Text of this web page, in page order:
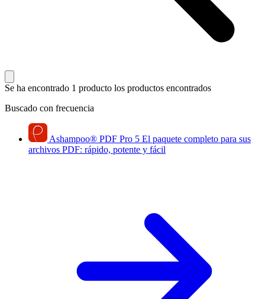
Se ha encontrado 1 producto los productos encontrados
Buscado con frecuencia
Ashampoo® PDF Pro 5 El paquete completo para sus
archivos PDF: rápido, potente y fácil